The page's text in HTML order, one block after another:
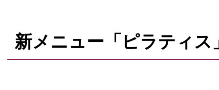
新メニュー「ピラティス